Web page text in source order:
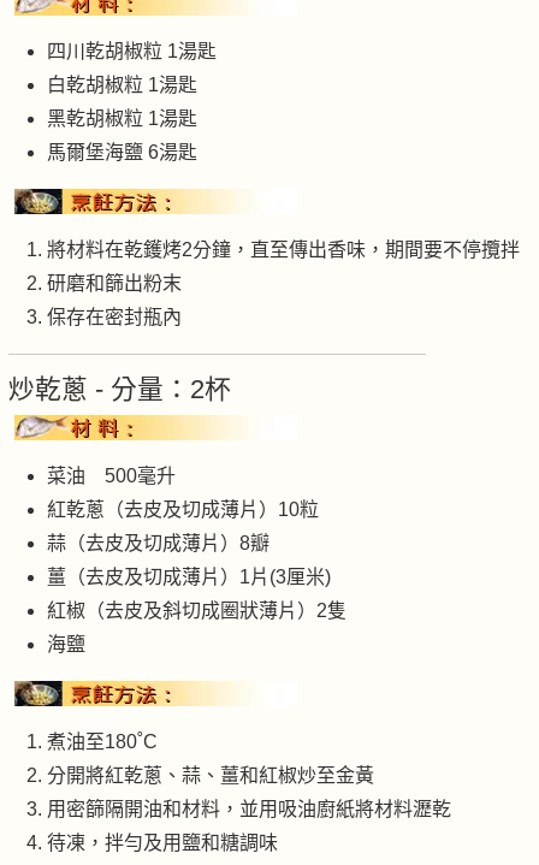
四川乾胡椒粒 1湯匙
白乾胡椒粒 1湯匙
黑乾胡椒粒 1湯匙
馬爾堡海鹽 6湯匙
將材料在乾鑊烤2分鐘，直至傳出香味，期間要不停攬拌
研磨和篩出粉末
保存在密封瓶內
炒乾蔥 - 分量：2杯
菜油 500毫升
紅乾蔥（去皮及切成薄片）10粒
蒜（去皮及切成薄片）8瓣
薑（去皮及切成薄片）1片(3厘米)
紅椒（去皮及斜切成圈狀薄片）2隻
海鹽
煮油至180˚C
分開將紅乾蔥、蒜、薑和紅椒炒至金黃
用密篩隔開油和材料，並用吸油廚紙將材料瀝乾
待凍，拌勻及用鹽和糖調味